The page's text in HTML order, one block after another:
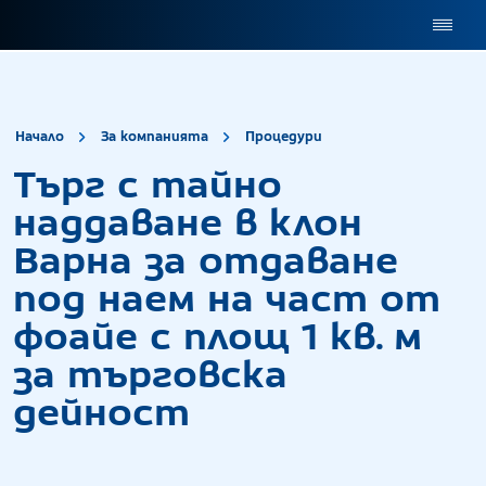
Начало За компанията Процедури
Търг с тайно
наддаване в клон
Варна за отдаване
под наем на част от
фоайе с площ 1 кв. м
за търговска
дейност